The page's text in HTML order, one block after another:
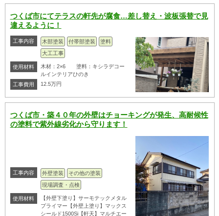
つくば市にてテラスの軒先が腐食…差し替え・波板張替で見
違えるように！
工事内容 木部塗装 付帯部塗装
塗料
大工工事
使用材料
木材：2×6 塗料：キシラデコー
ルインテリアひのき
工事費用
12.5万円
つくば市・築４０年の外壁はチョーキングが発生、高耐候性
の塗料で紫外線劣化から守ります！
工事内容 外壁塗装
その他の塗装
現場調査・点検
使用材料
【外壁下塗り】サーモテックメタル
プライマー【外壁上塗り】マックス
シールド1500Si【軒天】マルチエー